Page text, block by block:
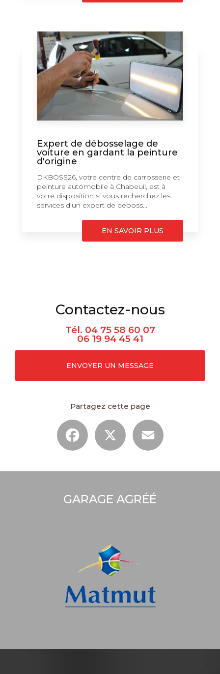
Expert de débosselage de
voiture en gardant la peinture
d'origine
DKBOSS26, votre centre de carrosserie et
peinture automobile à Chabeuil, est à
votre disposition si vous recherchez les
services d’un expert de déboss...
EN SAVOIR PLUS
Contactez-nous
Tél. 04 75 58 60 07
06 19 94 45 41
ENVOYER UN MESSAGE
Partagez cette page
Facebook
GARAGE AGRÉÉ